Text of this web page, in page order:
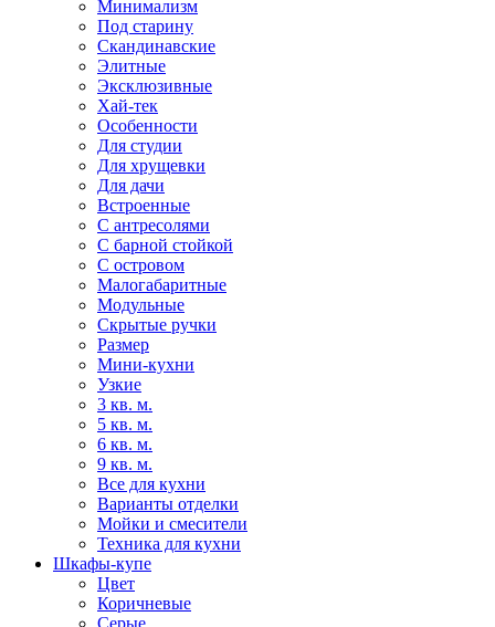
Минимализм
Под старину
Скандинавские
Элитные
Эксклюзивные
Хай-тек
Особенности
Для студии
Для хрущевки
Для дачи
Встроенные
С антресолями
С барной стойкой
С островом
Малогабаритные
Модульные
Скрытые ручки
Размер
Мини-кухни
Узкие
3 кв. м.
5 кв. м.
6 кв. м.
9 кв. м.
Все для кухни
Варианты отделки
Мойки и смесители
Техника для кухни
Шкафы-купе
Цвет
Коричневые
Серые